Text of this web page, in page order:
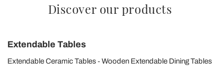
Discover our products
Extendable Tables
Extendable Ceramic Tables
Wooden Extendable Dining Tables